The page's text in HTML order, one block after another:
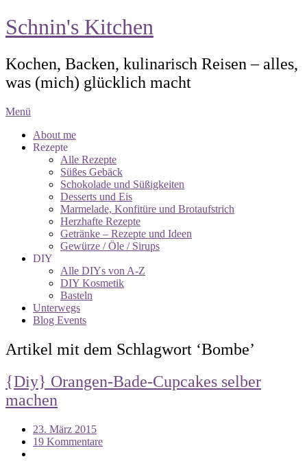
Schnin's Kitchen
Kochen, Backen, kulinarisch Reisen – alles,
was (mich) glücklich macht
Menü
About me
Rezepte
Alle Rezepte
Süßes Gebäck
Schokolade und Süßigkeiten
Desserts und Eis
Marmelade, Konfitüre und Brotaufstrich
Herzhafte Rezepte
Getränke – Rezepte und Ideen
Gewürze / Öle / Sirups
DIY
Alle DIYs von A-Z
DIY Kosmetik
Basteln
Unterwegs
Blog Events
Artikel mit dem Schlagwort ‘Bombe’
{Diy} Orangen-Bade-Cupcakes selber
machen
23. März 2015
19 Kommentare